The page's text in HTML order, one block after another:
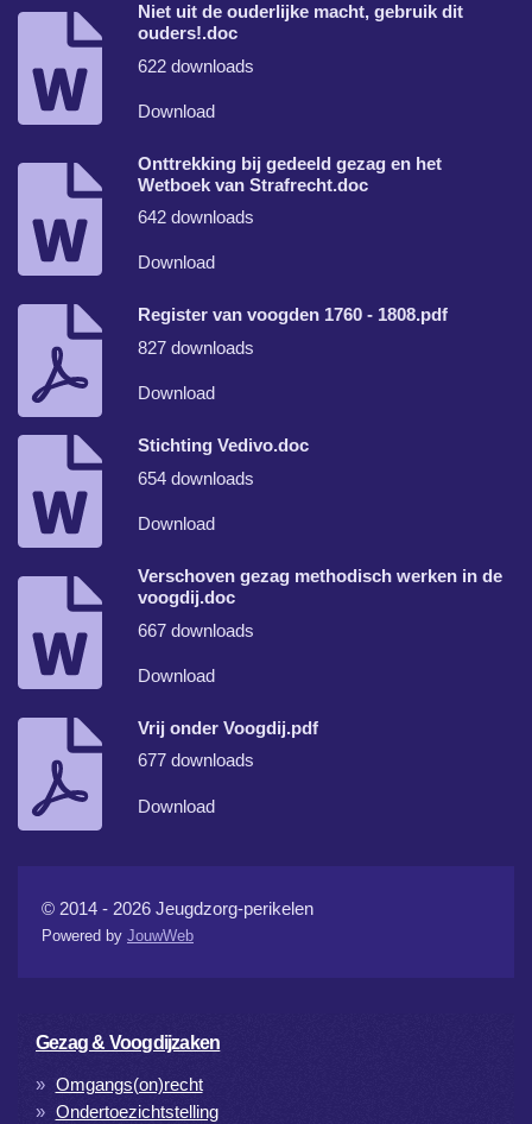
Niet uit de ouderlijke macht, gebruik dit
ouders!.doc
622 downloads
Download
Onttrekking bij gedeeld gezag en het
Wetboek van Strafrecht.doc
642 downloads
Download
Register van voogden 1760 - 1808.pdf
827 downloads
Download
Stichting Vedivo.doc
654 downloads
Download
Verschoven gezag methodisch werken in de
voogdij.doc
667 downloads
Download
Vrij onder Voogdij.pdf
677 downloads
Download
© 2014 - 2026 Jeugdzorg-perikelen
Powered by JouwWeb
Gezag & Voogdijzaken
Omgangs(on)recht
Ondertoezichtstelling